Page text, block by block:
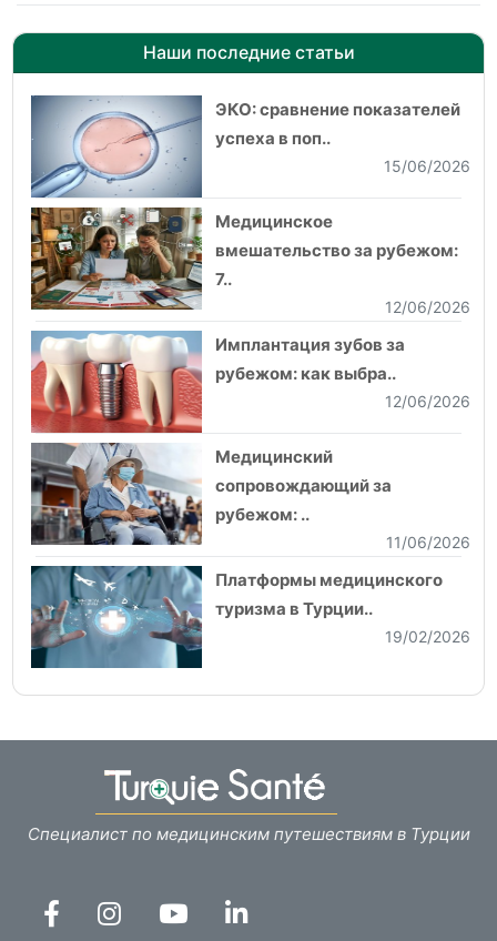
Наши последние статьи
ЭКО: сравнение показателей
успеха в поп..
15/06/2026
Медицинское
вмешательство за рубежом:
7..
12/06/2026
Имплантация зубов за
рубежом: как выбра..
12/06/2026
Медицинский
сопровождающий за
рубежом: ..
11/06/2026
Платформы медицинского
туризма в Турции..
19/02/2026
Специалист по медицинским путешествиям в Турции